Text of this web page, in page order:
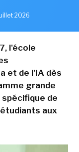
2026
l'école
et de l'IA dès
grande
de
aux